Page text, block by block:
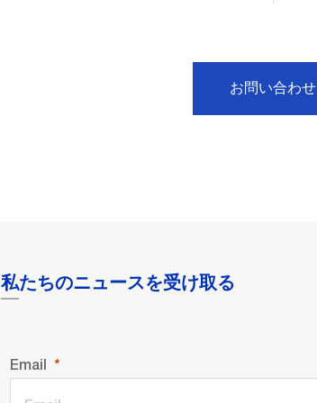
お問い合わせ
私たちのニュースを受け取る
Email